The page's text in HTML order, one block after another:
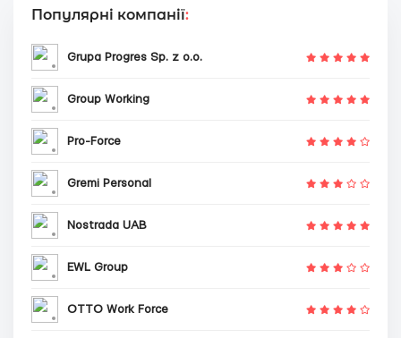
Популярні компанії:
Grupa Progres Sp. z o.o.
Group Working
Pro-Force
Gremi Personal
Nostrada UAB
EWL Group
OTTO Work Force